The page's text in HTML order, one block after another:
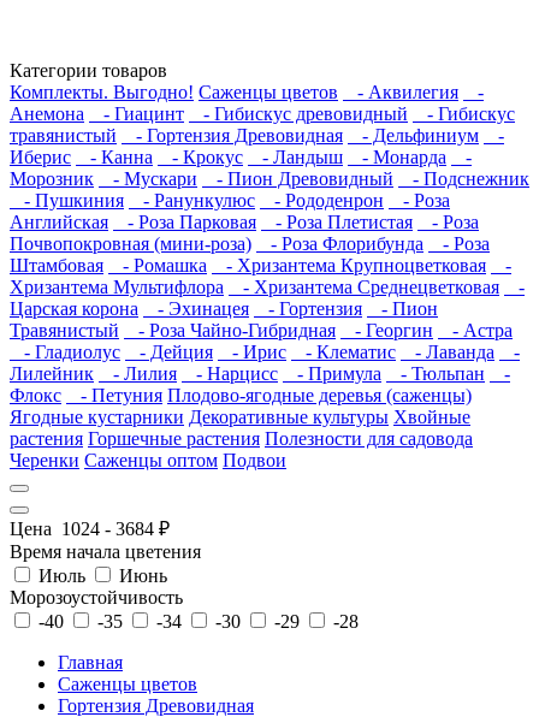
Категории товаров
Комплекты. Выгодно! Саженцы цветов - Аквилегия
-
Анемона
- Гиацинт - Гибискус древовидный
- Гибискус
травянистый
- Гортензия Древовидная - Дельфиниум
-
Иберис
- Канна - Крокус - Ландыш - Монарда
-
Морозник
- Мускари - Пион Древовидный
- Подснежник
- Пушкиния
- Ранункулюс - Рододенрон
- Роза
Английская
- Роза Парковая - Роза Плетистая
- Роза
Почвопокровная (мини-роза)
- Роза Флорибунда
- Роза
Штамбовая
- Ромашка - Хризантема Крупноцветковая
-
Хризантема Мультифлора
- Хризантема Среднецветковая
-
Царская корона
- Эхинацея - Гортензия
- Пион
Травянистый
- Роза Чайно-Гибридная - Георгин
- Астра
- Гладиолус
- Дейция - Ирис - Клематис - Лаванда
-
Лилейник
- Лилия - Нарцисс - Примула - Тюльпан
-
Флокс
- Петуния Плодово-ягодные деревья (саженцы)
Ягодные кустарники Декоративные культуры Хвойные
растения Горшечные растения Полезности для садовода
Черенки Саженцы оптом Подвои
Цена 1024 - 3684 ₽
Время начала цветения
Июль
Июнь
Морозоустойчивость
-40
-35 -34 -30 -29
-28
Главная
Саженцы цветов
Гортензия Древовидная